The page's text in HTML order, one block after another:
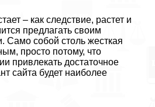
– как следствие, растет и
предлагать своим
Само собой столь жесткая
просто потому, что
привлекать достаточное
сайта будет наиболее